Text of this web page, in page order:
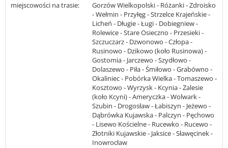
miejscowości na trasie:
Gorzów Wielkopolski - Różanki - Zdroisko
- Wełmin - Przyłęg - Strzelce Krajeńskie -
Licheń - Długie - Ługi - Dobiegniew -
Rolewice - Stare Osieczno - Przesieki -
Szczuczarz - Dzwonowo - Człopa -
Rusinowo - Dzikowo (koło Rusinowa) -
Gostomia - Jarczewo - Szydłowo -
Dolaszewo - Piła - Śmiłowo - Grabówno -
Okaliniec - Pobórka Wielka - Tomaszewo -
Kosztowo - Wyrzysk - Kcynia - Zalesie
(koło Kcyni) - Ameryczka - Wolwark -
Szubin - Drogosław - Łabiszyn - Jeżewo -
Dąbrówka Kujawska - Palczyn - Pęchowo
- Lisewo Kościelne - Rucewko - Rucewo -
Złotniki Kujawskie - Jaksice - Sławęcinek -
Inowrocław